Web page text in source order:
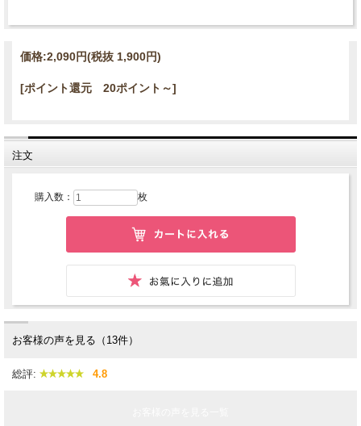
価格:2,090円(税抜 1,900円)
[ポイント還元 20ポイント～]
注文
購入数： 枚
お客様の声を見る（13件）
総評: 4.8